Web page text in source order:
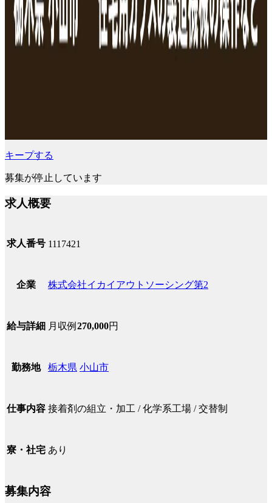
キープする
募集が停止しています
求人概要
求人番号 1117421
企業 株式会社イカイアウトソーシング第2
給与詳細 月収例 270,000円
勤務地 栃木県 小山市
仕事内容 接着剤の組立・加工 / 化学系工場 / 交替制
寮・社宅 あり
募集内容